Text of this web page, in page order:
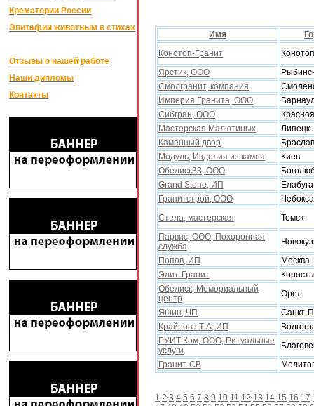
Крематории России
Эпитафии животным в стихах
Отзывы о нашей работе
Наши дипломы
Контакты
Имя
Конотоп-Гранит
Конотоп
Ярстик, ООО
Смолгранит, компания
Империя Гранита, ООО
Сибгран, ООО
Мастерская Малютиныx
Липецк
Каменный двор
Браслав
Модуль, Изделия из камня
Киев
Обелиск33, ООО
Grand Stone, ИП
Елабуга
Гранитстрой, ООО
Стела, мастерская
Томск
Парвис, ООО, Поxоронная
служба
Попов, ИП
Москва
Элит-Гранит
Обелиск, Мемориальный
центр
Орел
Яшин, ЧП
Санкт-
Крайнова Т А, ИП
РУИТ Ком, ООО, Ритуальные
услуги
Гранит-СВ
1 2 3 4 5 6 7 8 9 10 11 12 13 14 15 16 17